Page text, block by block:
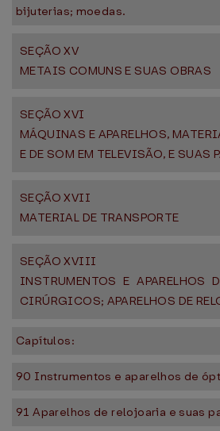
bijuterias; moedas.
SEÇÃO XV
METAIS COMUNS E SUAS OBRAS
SEÇÃO XVI
MÁQUINAS E APARELHOS,
E DE SOM EM TELEVISÃO, E SUAS
SEÇÃO XVII
MATERIAL DE TRANSPORTE
SEÇÃO XVIII
INSTRUMENTOS E
CIRÚRGICOS; APARELHOS DE
Capítulos:
90 Instrumentos e aparelhos de
91 Aparelhos de relojoaria e suas